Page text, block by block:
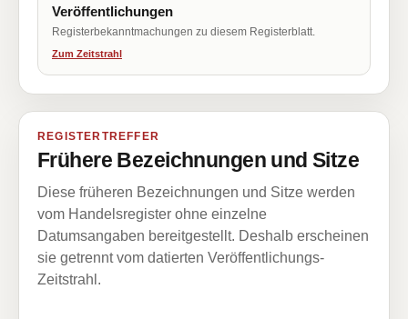
Veröffentlichungen
Registerbekanntmachungen zu diesem Registerblatt.
Zum Zeitstrahl
REGISTERTREFFER
Frühere Bezeichnungen und Sitze
Diese früheren Bezeichnungen und Sitze werden
vom Handelsregister ohne einzelne
Datumsangaben bereitgestellt. Deshalb erscheinen
sie getrennt vom datierten Veröffentlichungs-
Zeitstrahl.